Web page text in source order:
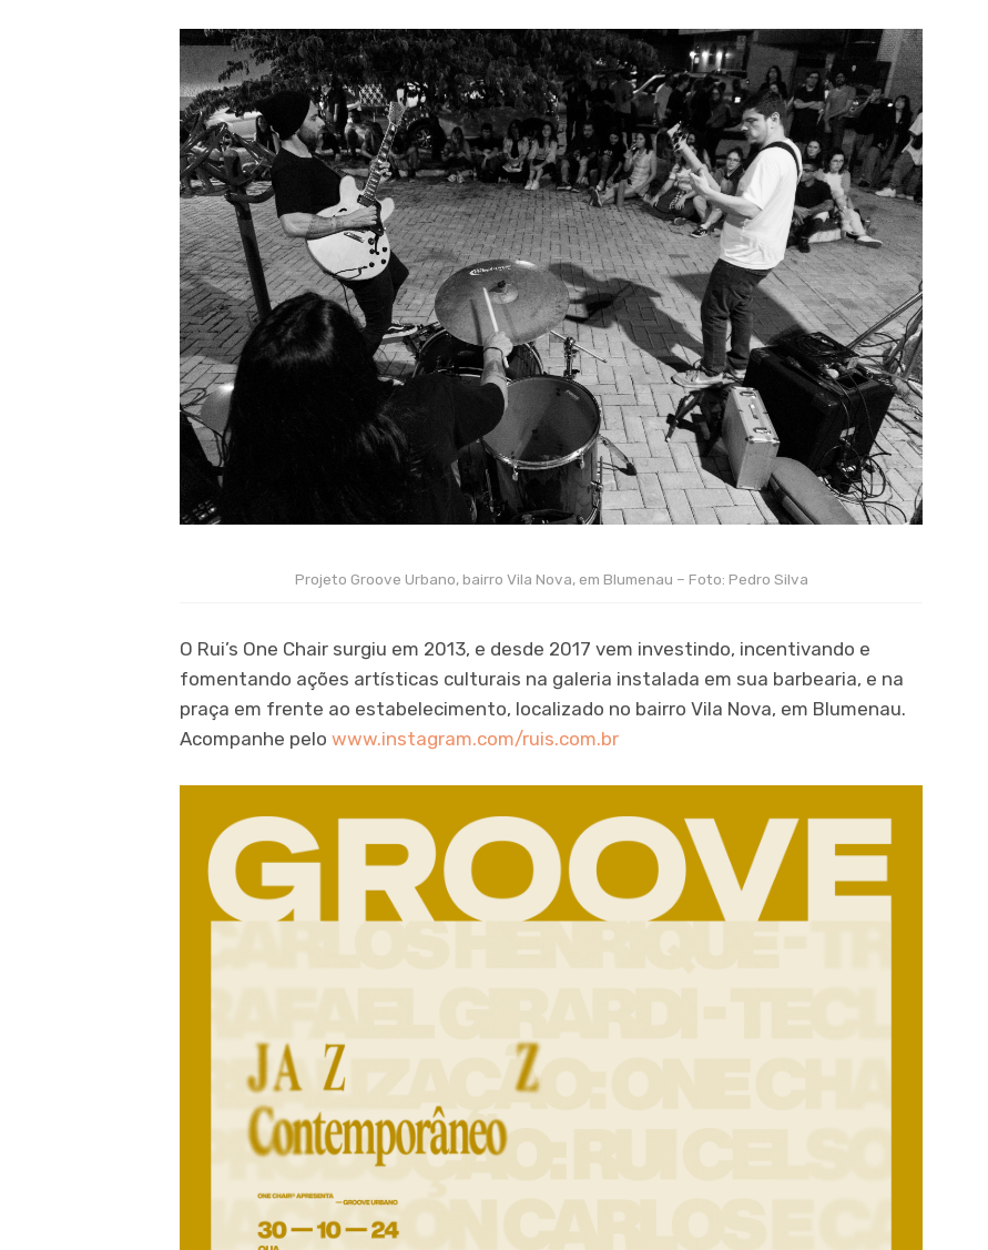
Projeto Groove Urbano, bairro Vila Nova, em Blumenau – Foto: Pedro Silva
O Rui’s One Chair surgiu em 2013, e desde 2017 vem investindo, incentivando e
fomentando ações artísticas culturais na galeria instalada em sua barbearia, e na
praça em frente ao estabelecimento, localizado no bairro Vila Nova, em Blumenau.
Acompanhe pelo www.instagram.com/ruis.com.br